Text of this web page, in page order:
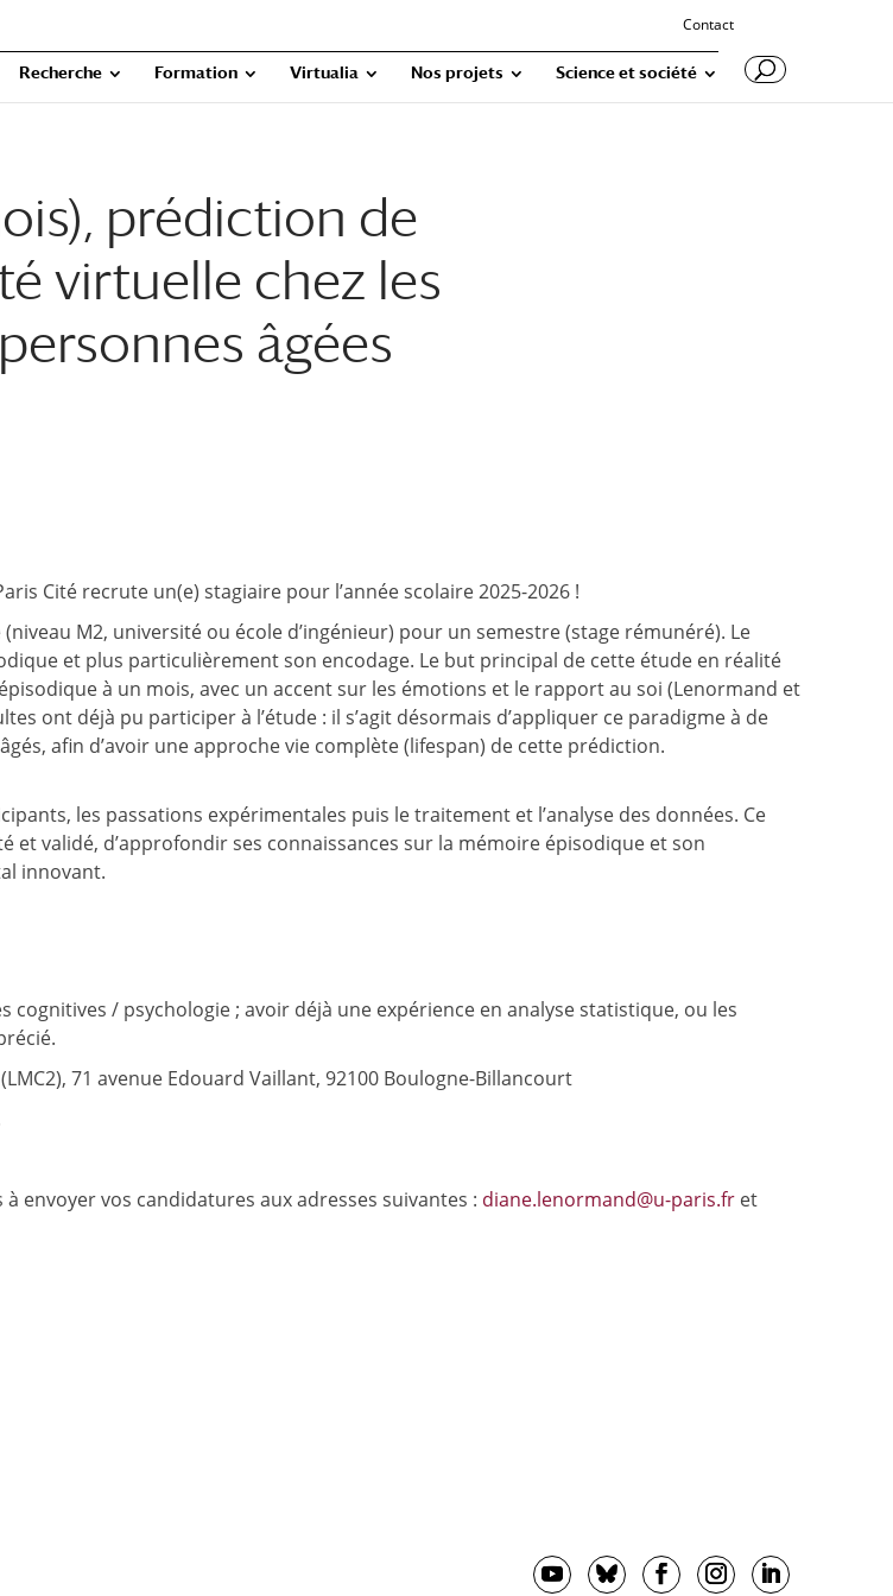
Contact
Recherche Formation Virtualia Nos projets Science et société
prédiction de
virtuelle chez les
âgées
Cité recrute un(e) stagiaire pour l’année scolaire 2025-2026 !
M2, université ou école d’ingénieur) pour un semestre (stage rémunéré). Le
et plus particulièrement son encodage. Le but principal de cette étude en réalité
à un mois, avec un accent sur les émotions et le rapport au soi (Lenormand et
ont déjà pu participer à l’étude : il s’agit désormais d’appliquer ce paradigme à de
afin d’avoir une approche vie complète (lifespan) de cette prédiction.
les passations expérimentales puis le traitement et l’analyse des données. Ce
validé, d’approfondir ses connaissances sur la mémoire épisodique et son
innovant.
/ psychologie ; avoir déjà une expérience en analyse statistique, ou les
71 avenue Edouard Vaillant, 92100 Boulogne-Billancourt
envoyer vos candidatures aux adresses suivantes : diane.lenormand@u-paris.fr et